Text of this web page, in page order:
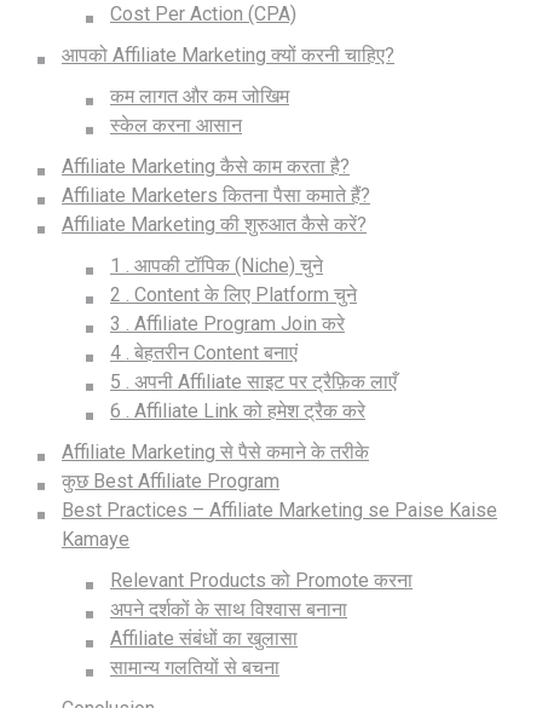
Cost Per Action (CPA)
आपको Affiliate Marketing क्यों करनी चाहिए?
कम लागत और कम जोखिम
स्केल करना आसान
Affiliate Marketing कैसे काम करता है?
Affiliate Marketers कितना पैसा कमाते हैं?
Affiliate Marketing की शुरुआत कैसे करें?
1 . आपकी टॉपिक (Niche) चुने
2 . Content के लिए Platform चुने
3 . Affiliate Program Join करे
4 . बेहतरीन Content बनाएं
5 . अपनी Affiliate साइट पर ट्रैफ़िक लाएँ
6 . Affiliate Link को हमेश ट्रैक करे
Affiliate Marketing से पैसे कमाने के तरीके
कुछ Best Affiliate Program
Best Practices – Affiliate Marketing se Paise Kaise
Kamaye
Relevant Products को Promote करना
अपने दर्शकों के साथ विश्वास बनाना
Affiliate संबंधों का खुलासा
सामान्य गलतियों से बचना